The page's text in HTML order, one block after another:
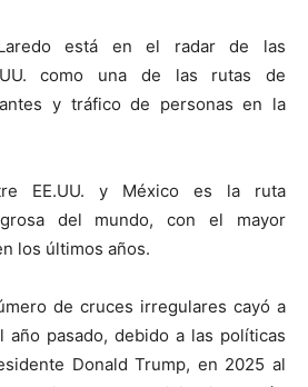
está en el radar de las
como una de las rutas de
y tráfico de personas en la
EE.UU. y México es la ruta
del mundo, con el mayor
los últimos años.
de cruces irregulares cayó a
año pasado, debido a las políticas
Donald Trump, en 2025 al